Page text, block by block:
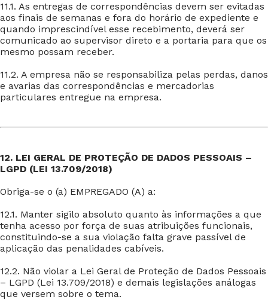
11.1. As entregas de correspondências devem ser evitadas
aos finais de semanas e fora do horário de expediente e
quando imprescindível esse recebimento, deverá ser
comunicado ao supervisor direto e a portaria para que os
mesmo possam receber.
11.2. A empresa não se responsabiliza pelas perdas, danos
e avarias das correspondências e mercadorias
particulares entregue na empresa.
12. LEI GERAL DE PROTEÇÃO DE DADOS PESSOAIS –
LGPD (LEI 13.709/2018)
Obriga-se o (a) EMPREGADO (A) a:
12.1. Manter sigilo absoluto quanto às informações a que
tenha acesso por força de suas atribuições funcionais,
constituindo-se a sua violação falta grave passível de
aplicação das penalidades cabíveis.
12.2. Não violar a Lei Geral de Proteção de Dados Pessoais
– LGPD (Lei 13.709/2018) e demais legislações análogas
que versem sobre o tema.